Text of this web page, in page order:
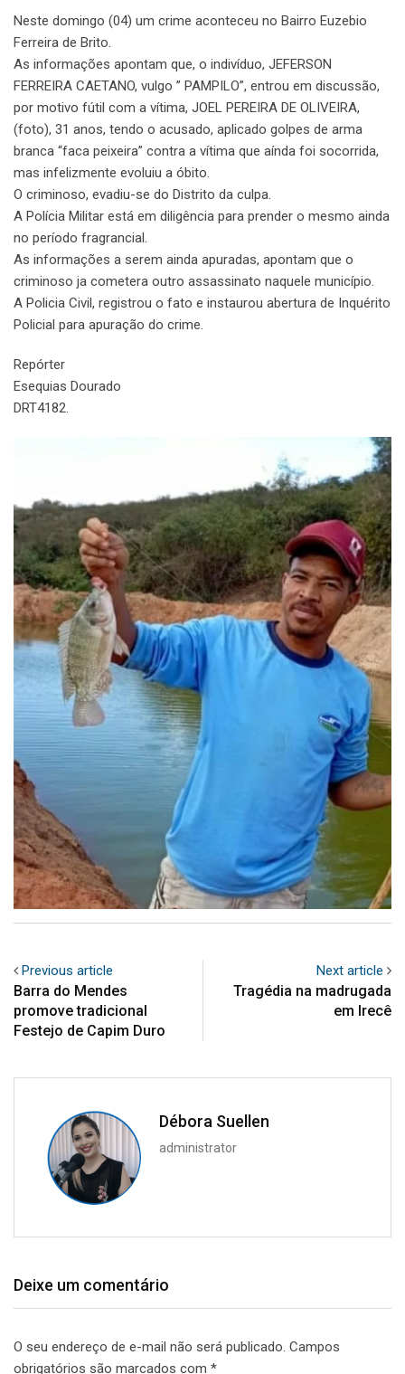
Neste domingo (04) um crime aconteceu no Bairro Euzebio
Ferreira de Brito.
As informações apontam que, o indivíduo, JEFERSON
FERREIRA CAETANO, vulgo ” PAMPILO”, entrou em discussão,
por motivo fútil com a vítima, JOEL PEREIRA DE OLIVEIRA,
(foto), 31 anos, tendo o acusado, aplicado golpes de arma
branca “faca peixeira” contra a vítima que aínda foi socorrida,
mas infelizmente evoluiu a óbito.
O criminoso, evadiu-se do Distrito da culpa.
A Polícia Militar está em diligência para prender o mesmo ainda
no período fragrancial.
As informações a serem ainda apuradas, apontam que o
criminoso ja cometera outro assassinato naquele município.
A Policia Civil, registrou o fato e instaurou abertura de Inquérito
Policial para apuração do crime.
Repórter
Esequias Dourado
DRT4182.
Previous article
Barra do Mendes
promove tradicional
Festejo de Capim Duro
Next article
Tragédia na madrugada
em Irecê
Débora Suellen
administrator
Deixe um comentário
O seu endereço de e-mail não será publicado. Campos
obrigatórios são marcados com *